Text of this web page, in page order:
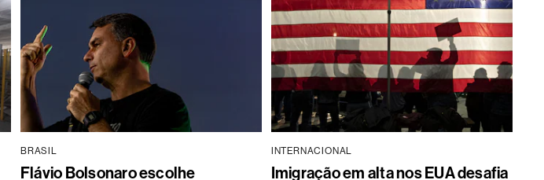
BRASIL
Flávio Bolsonaro escolhe
INTERNACIONAL
Imigração em alta nos EUA desafia